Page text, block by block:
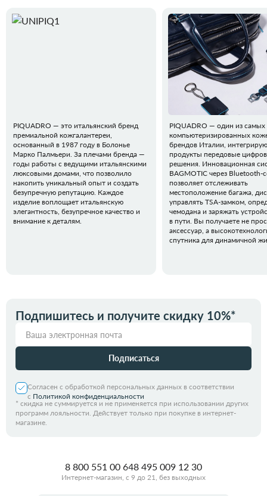
PIQUADRO — это итальянский бренд
премиальной кожгалантереи,
основанный в 1987 году в Болонье
Марко Палмьери. За плечами бренда —
годы работы с ведущими итальянскими
люксовыми домами, что позволило
накопить уникальный опыт и создать
безупречную репутацию. Каждое
изделие воплощает итальянскую
элегантность, безупречное качество и
внимание к деталям.
PIQUADRO — один из самых
компьютеризированных
брендов Италии,
продукты передовые
решения. Инновационная
BAGMOTIC через Bluetooth-
позволяет отслеживать
местоположение багажа,
управлять TSA-замком,
чемодана и заряжать
в пути. Вы получаете не
аксессуар, а
спутника для динамичной
Подпишитесь и получите скидку 10%*
Подписаться
Согласен с обработкой персональных данных в соответствии
с Политикой конфиденциальности
* скидка не суммируется и не применяется при использовании других
программ лояльности. Действует только при покупке в интернет-
магазине.
8 800 551 00 648 495 009 12 30
Интернет-магазин, с 9 до 21, без выходных